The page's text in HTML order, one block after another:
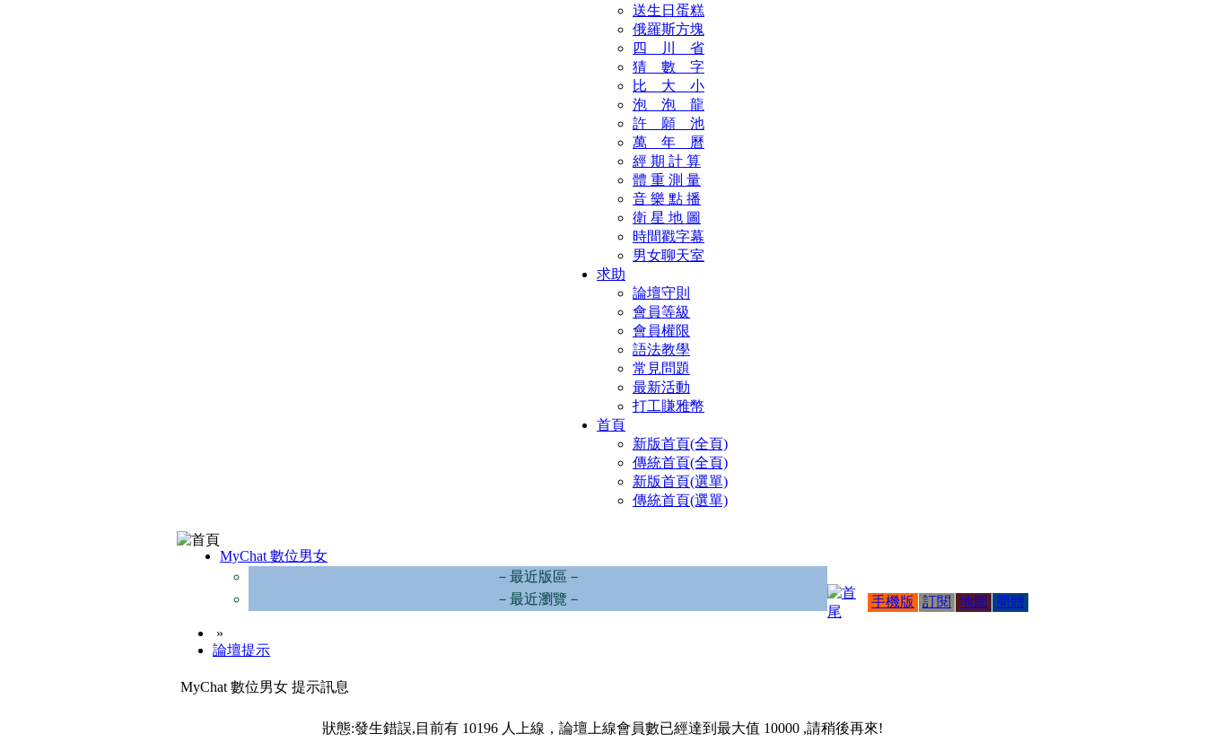
送生日蛋糕
俄羅斯方塊
四 川 省
猜 數 字
比 大 小
泡 泡 龍
許 願 池
萬 年 曆
經 期 計 算
體 重 測 量
音 樂 點 播
衛 星 地 圖
時間戳字幕
男女聊天室
求助
論壇守則
會員等級
會員權限
語法教學
常見問題
最新活動
打工賺雅幣
首頁
新版首頁(全頁)
傳統首頁(全頁)
新版首頁(選單)
傳統首頁(選單)
MyChat 數位男女
－最近版區－
－最近瀏覽－
»
論壇提示
手機版 訂閱 地圖 簡體
MyChat 數位男女 提示訊息
狀態:發生錯誤,目前有 10196 人上線，論壇上線會員數已經達到最大值 10000 ,請稍後再來!